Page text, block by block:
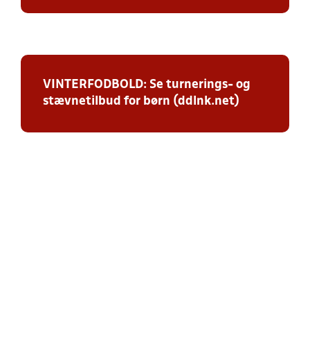
VINTERFODBOLD: Se turnerings- og
stævnetilbud for børn (ddlnk.net)